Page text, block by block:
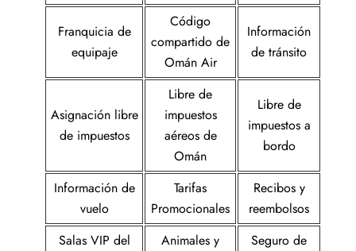
Franquicia de
equipaje
Código
compartido de
Omán Air
Información
de tránsito
Asignación libre
de impuestos
Libre de
impuestos
aéreos de
Omán
Libre de
impuestos a
bordo
Información de
vuelo
Tarifas
Promocionales
Recibos y
reembolsos
Salas VIP del
Animales y
Seguro de